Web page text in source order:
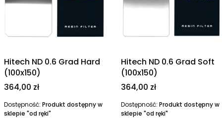
Hitech ND 0.6 Grad Hard
(100x150)
Cena
364,00 zł
Dostępność: Produkt dostępny w
sklepie "od ręki"
Hitech ND 0.6 Grad Soft
(100x150)
Cena
364,00 zł
Dostępność: Produkt dostępny w
sklepie "od ręki"